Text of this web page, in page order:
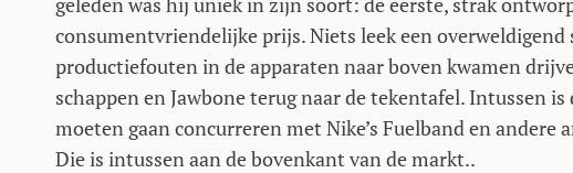
consumentvriendelijke prijs. Niets leek een overweldigend
productiefouten in de apparaten naar boven kwamen
schappen en Jawbone terug naar de tekentafel. Intussen
moeten gaan concurreren met Nike’s Fuelband en
Die is intussen aan de bovenkant van de markt..